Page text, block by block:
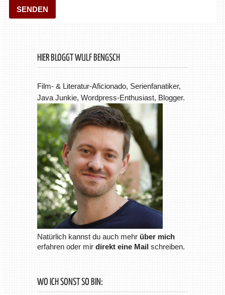
HIER BLOGGT WULF BENGSCH
Film- & Literatur-Aficionado, Serienfanatiker,
Java Junkie, Wordpress-Enthusiast, Blogger.
Natürlich kannst du auch mehr über mich
erfahren oder mir direkt eine Mailschreiben.
WO ICH SONST SO BIN: